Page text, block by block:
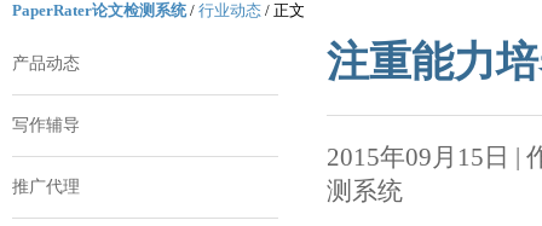
PaperRater论文检测系统/ 行业动态 / 正文
产品动态
写作辅导
推广代理
注重能力
2015年09月15日 |
测系统